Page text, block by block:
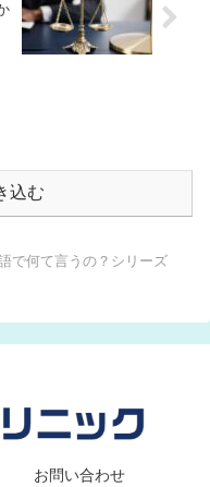
込む
で何て言うの？シリーズ
お問い合わせ